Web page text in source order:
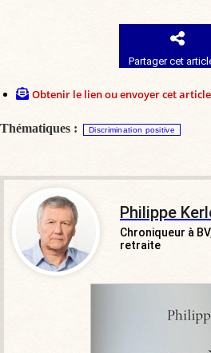
Partager cet
Obtenir le lien ou envoyer cet
Thématiques : Discrimination positive
Philippe
Chroniqueur à
retraite